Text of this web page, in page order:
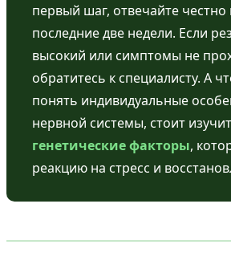
первый шаг, отвечайте
последние две недели. Если
высокий или симптомы не
обратитесь к специалисту. А
понять индивидуальные
нервной системы, стоит
генетические факторы,
реакцию на стресс и